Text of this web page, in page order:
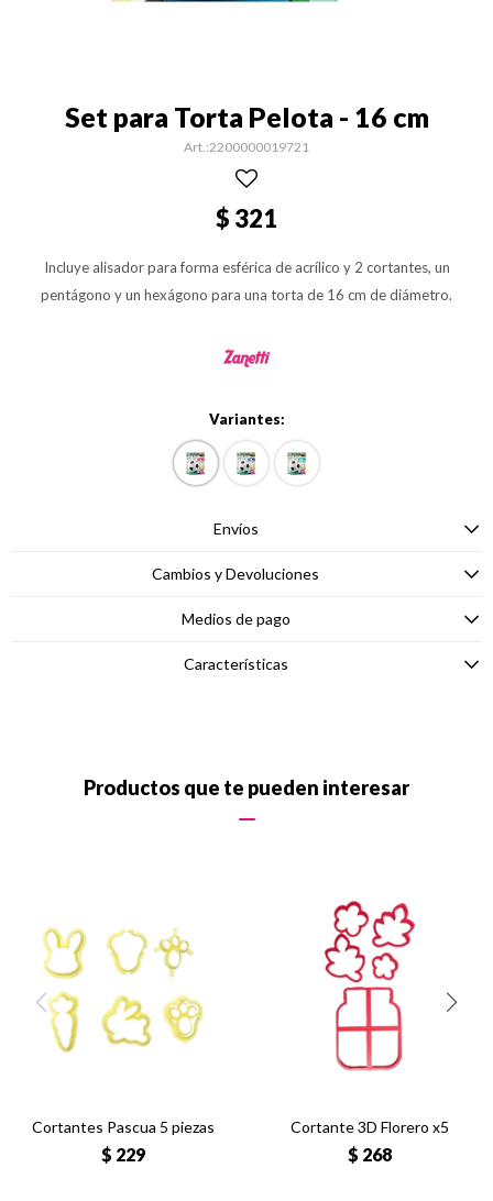
Set para Torta Pelota - 16 cm
2200000019721
$ 321
Incluye alisador para forma esférica de acrílico y 2 cortantes, un
pentágono y un hexágono para una torta de 16 cm de diámetro.
Variantes:
Envíos
Cambios y Devoluciones
Medios de pago
Características
Productos que te pueden interesar
Cortantes Pascua 5 piezas
$ 229
Cortante 3D Florero x5
$ 268